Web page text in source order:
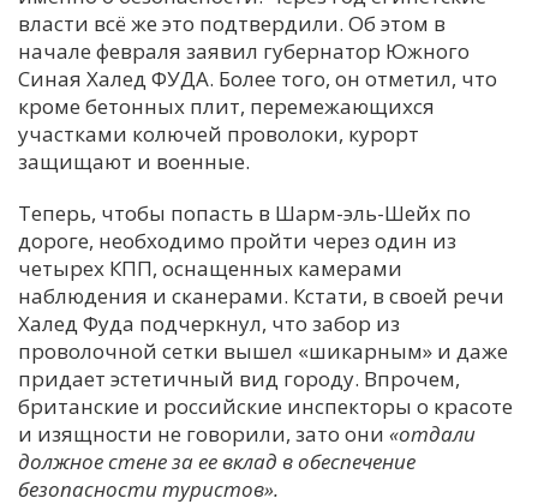
власти всё же это подтвердили. Об этом в
начале февраля заявил губернатор Южного
Синая Халед ФУДА. Более того, он отметил, что
кроме бетонных плит, перемежающихся
участками колючей проволоки, курорт
защищают и военные.
Теперь, чтобы попасть в Шарм-эль-Шейх по
дороге, необходимо пройти через один из
четырех КПП, оснащенных камерами
наблюдения и сканерами. Кстати, в своей речи
Халед Фуда подчеркнул, что забор из
проволочной сетки вышел «шикарным» и даже
придает эстетичный вид городу. Впрочем,
британские и российские инспекторы о красоте
и изящности не говорили, зато они «отдали
должное стене за ее вклад в обеспечение
безопасности туристов».